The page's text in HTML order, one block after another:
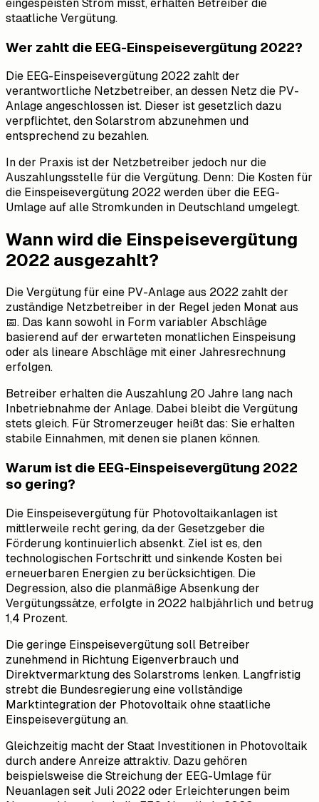
eingespeisten Strom misst, erhalten Betreiber die
staatliche Vergütung.
Wer zahlt die EEG-Einspeisevergütung 2022?
Die EEG-Einspeisevergütung 2022 zahlt der
verantwortliche Netzbetreiber, an dessen Netz die PV-
Anlage angeschlossen ist. Dieser ist gesetzlich dazu
verpflichtet, den Solarstrom abzunehmen und
entsprechend zu bezahlen.
In der Praxis ist der Netzbetreiber jedoch nur die
Auszahlungsstelle für die Vergütung. Denn: Die Kosten für
die Einspeisevergütung 2022 werden über die EEG-
Umlage auf alle Stromkunden in Deutschland umgelegt.
Wann wird die Einspeisevergütung
2022 ausgezahlt?
Die Vergütung für eine PV-Anlage aus 2022 zahlt der
zuständige Netzbetreiber in der Regel jeden Monat aus
📅. Das kann sowohl in Form variabler Abschläge
basierend auf der erwarteten monatlichen Einspeisung
oder als lineare Abschläge mit einer Jahresrechnung
erfolgen.
Betreiber erhalten die Auszahlung 20 Jahre lang nach
Inbetriebnahme der Anlage. Dabei bleibt die Vergütung
stets gleich. Für Stromerzeuger heißt das: Sie erhalten
stabile Einnahmen, mit denen sie planen können.
Warum ist die EEG-Einspeisevergütung 2022
so gering?
Die Einspeisevergütung für Photovoltaikanlagen ist
mittlerweile recht gering, da der Gesetzgeber die
Förderung kontinuierlich absenkt. Ziel ist es, den
technologischen Fortschritt und sinkende Kosten bei
erneuerbaren Energien zu berücksichtigen. Die
Degression, also die planmäßige Absenkung der
Vergütungssätze, erfolgte in 2022 halbjährlich und betrug
1,4 Prozent.
Die geringe Einspeisevergütung soll Betreiber
zunehmend in Richtung Eigenverbrauch und
Direktvermarktung des Solarstroms lenken. Langfristig
strebt die Bundesregierung eine vollständige
Marktintegration der Photovoltaik ohne staatliche
Einspeisevergütung an.
Gleichzeitig macht der Staat Investitionen in Photovoltaik
durch andere Anreize attraktiv. Dazu gehören
beispielsweise die Streichung der EEG-Umlage für
Neuanlagen seit Juli 2022 oder Erleichterungen beim